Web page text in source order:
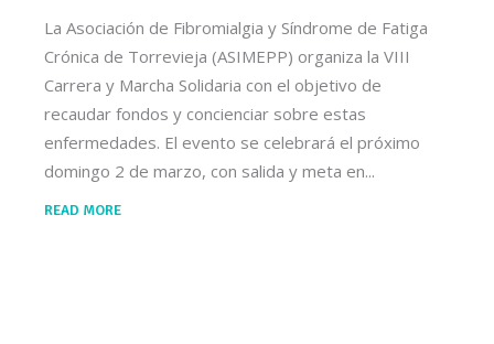
La Asociación de Fibromialgia y Síndrome de Fatiga
Crónica de Torrevieja (ASIMEPP) organiza la VIII
Carrera y Marcha Solidaria con el objetivo de
recaudar fondos y concienciar sobre estas
enfermedades. El evento se celebrará el próximo
domingo 2 de marzo, con salida y meta en
READ MORE